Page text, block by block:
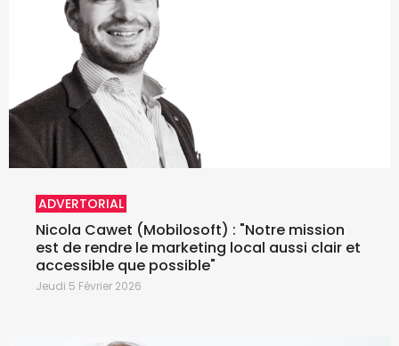
ADVERTORIAL
Nicola Cawet (Mobilosoft) : "Notre mission
est de rendre le marketing local aussi clair et
accessible que possible"
Jeudi 5 Février 2026